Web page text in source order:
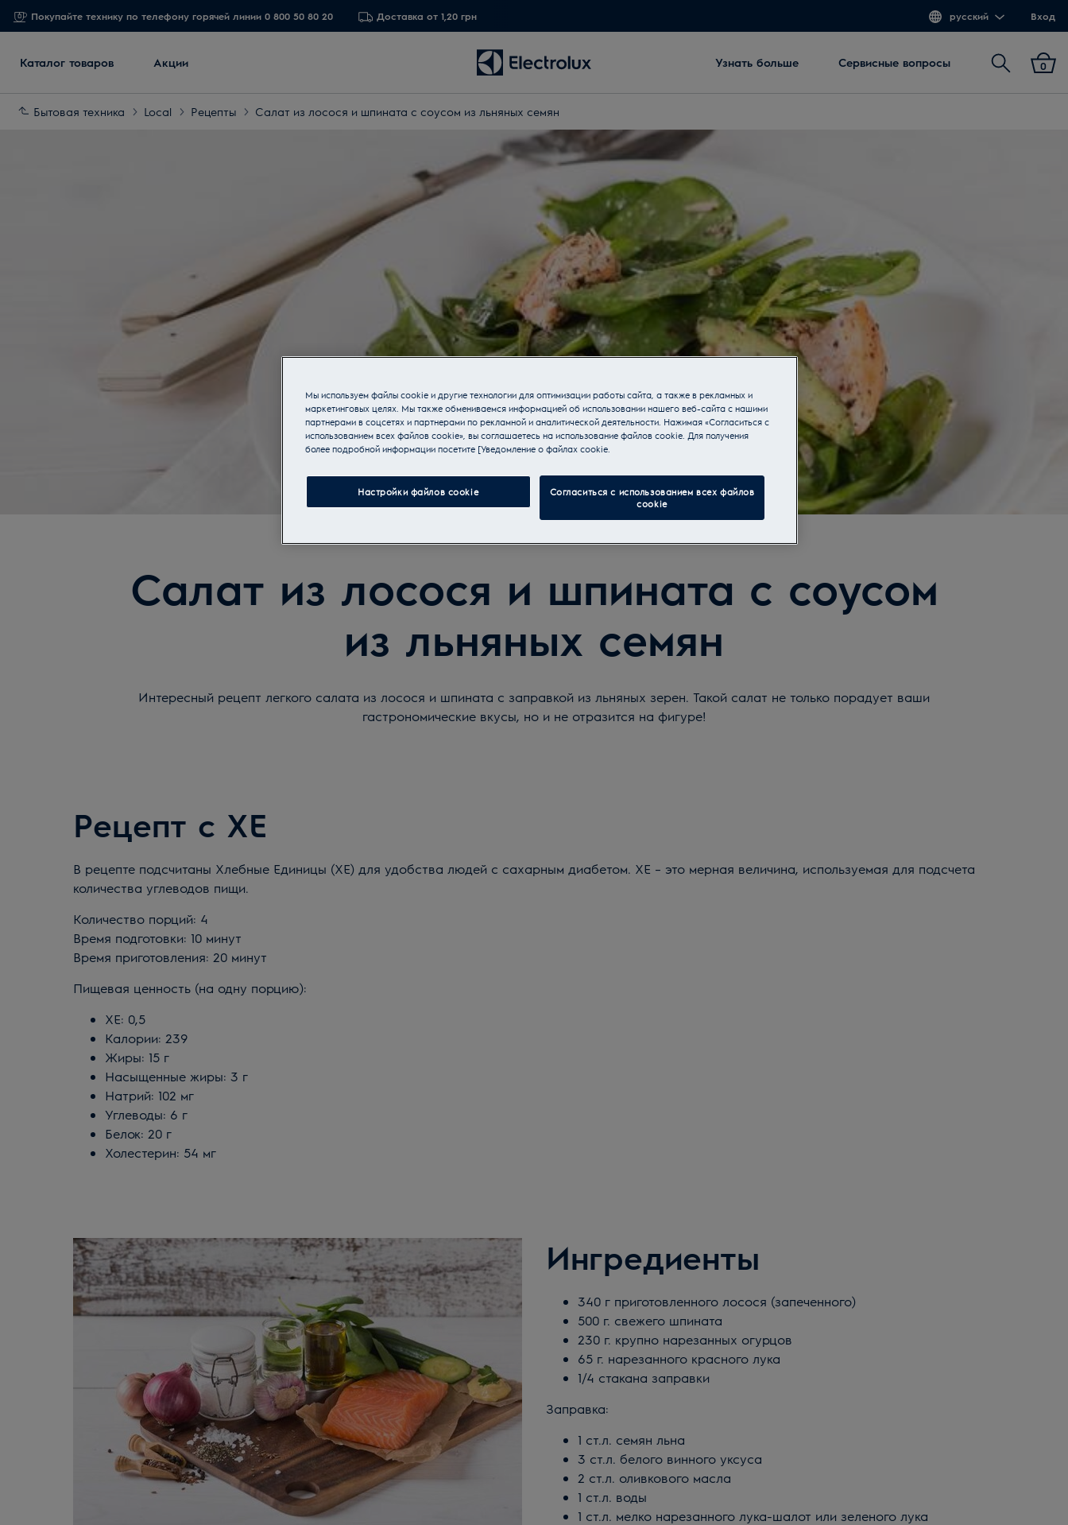
Покупайте технику по телефону горячей линии 0 800 50 80 20 Доставка от 1,20 грн русский Вход
Каталог товаров Акции Узнать больше Сервисные вопросы Поиск 0
Бытовая техника Local Рецепты Салат из лосося и шпината с соусом из льняных семян
Салат из лосося и шпината с соусом
из льняных семян
Интересный рецепт легкого салата из лосося и шпината с заправкой из льняных зерен. Такой салат не только порадует ваши
гастрономические вкусы, но и не отразится на фигуре!
Рецепт с ХЕ
В рецепте подсчитаны Хлебные Единицы (ХЕ) для удобства людей с сахарным диабетом. ХЕ – это мерная величина, используемая для подсчета
количества углеводов пищи.
Количество порций: 4
Время подготовки: 10 минут
Время приготовления: 20 минут
Пищевая ценность (на одну порцию):
ХЕ: 0,5
Калории: 239
Жиры: 15 г
Насыщенные жиры: 3 г
Натрий: 102 мг
Углеводы: 6 г
Белок: 20 г
Холестерин: 54 мг
Ингредиенты
340 г приготовленного лосося (запеченного)
500 г. свежего шпината
230 г. крупно нарезанных огурцов
65 г. нарезанного красного лука
1/4 стакана заправки
Заправка:
1 ст.л. семян льна
3 ст.л. белого винного уксуса
2 ст.л. оливкового масла
1 ст.л. воды
1 ст.л. мелко нарезанного лука-шалот или зеленого лука
Мы используем файлы cookie и другие технологии для оптимизации работы сайта, а также в рекламных и
маркетинговых целях. Мы также обмениваемся информацией об использовании нашего веб-сайта с нашими
партнерами в соцсетях и партнерами по рекламной и аналитической деятельности. Нажимая «Согласиться с
использованием всех файлов cookie», вы соглашаетесь на использование файлов cookie. Для получения
более подробной информации посетите [Уведомление о файлах cookie.
Настройки файлов cookie
Согласиться с использованием всех файлов
cookie